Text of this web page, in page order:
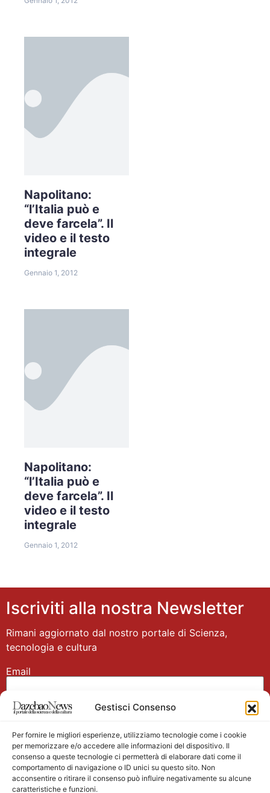
Gestisci Consenso
Per fornire le migliori esperienze, utilizziamo tecnologie come i cookie
per memorizzare e/o accedere alle informazioni del dispositivo. Il
consenso a queste tecnologie ci permetterà di elaborare dati come il
comportamento di navigazione o ID unici su questo sito. Non
acconsentire o ritirare il consenso può influire negativamente su alcune
caratteristiche e funzioni.
Napolitano:
“l’Italia può e
deve farcela”. Il
video e il testo
integrale
Gennaio 1, 2012
Napolitano:
“l’Italia può e
deve farcela”. Il
video e il testo
integrale
Gennaio 1, 2012
Iscriviti alla nostra Newsletter
Rimani aggiornato dal nostro portale di Scienza,
tecnologia e cultura
Email
Nome